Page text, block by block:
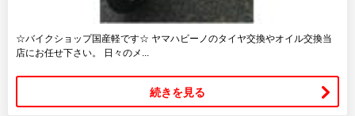
☆バイクショップ国産軽です☆ ヤマハビーノのタイヤ交換やオイル交換当
店にお任せ下さい。 日々のメ...
続きを見る